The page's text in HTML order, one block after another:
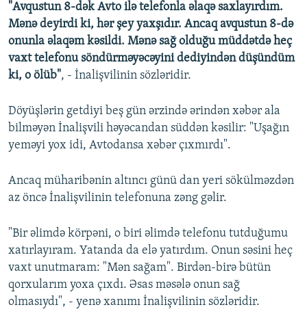
"Avqustun 8-dək Avto ilə telefonla əlaqə saxlayırdım.
Mənə deyirdi ki, hər şey yaxşıdır. Ancaq avqustun 8-də
onunla əlaqəm kəsildi. Mənə sağ olduğu müddətdə heç
vaxt telefonu söndürməyəcəyini dediyindən düşündüm
ki, o ölüb", - İnalişvilinin sözləridir.
Döyüşlərin getdiyi beş gün ərzində ərindən xəbər ala
bilməyən İnalişvili həyəcandan süddən kəsilir: "Uşağın
yeməyi yox idi, Avtodansa xəbər çıxmırdı".
Ancaq müharibənin altıncı günü dan yeri sökülməzdən
az öncə İnalişvilinin telefonuna zəng gəlir.
"Bir əlimdə körpəni, o biri əlimdə telefonu tutduğumu
xatırlayıram. Yatanda da elə yatırdım. Onun səsini heç
vaxt unutmaram: "Mən sağam". Birdən-birə bütün
qorxularım yoxa çıxdı. Əsas məsələ onun sağ
olmasıydı", - yenə xanımı İnalişvilinin sözləridir.